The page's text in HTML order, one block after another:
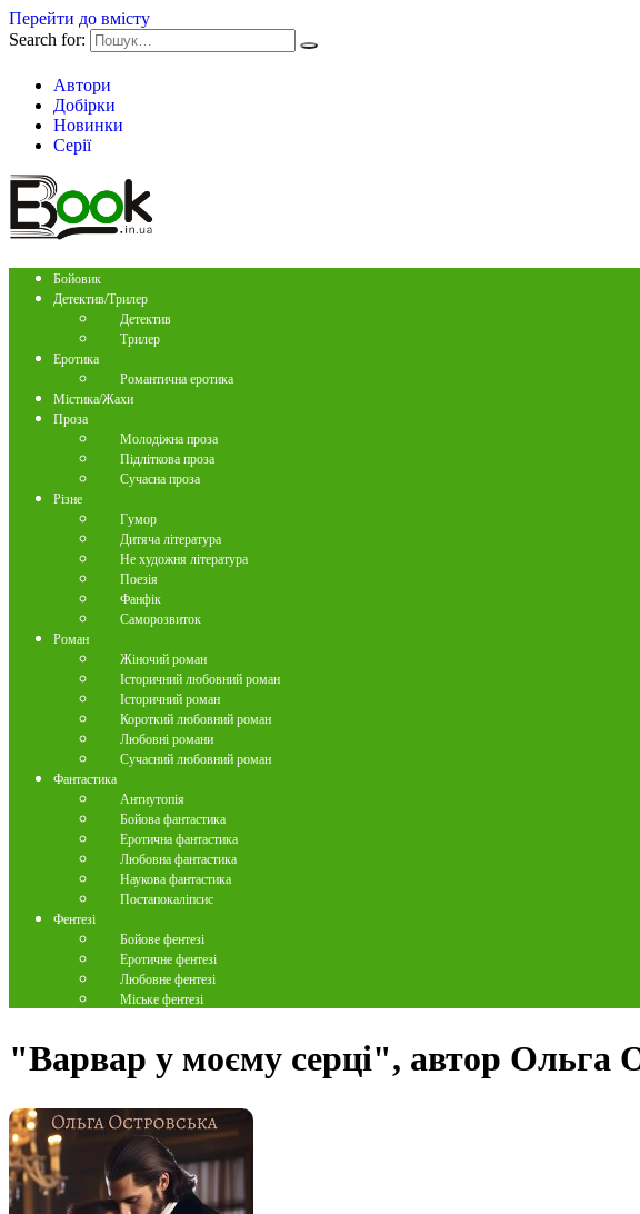
Перейти до вмісту
Search for:
Автори
Добірки
Новинки
Серії
Бойовик
Детектив/Трилер
Детектив
Трилер
Еротика
Романтична еротика
Містика/Жахи
Проза
Молодіжна проза
Підліткова проза
Сучасна проза
Різне
Гумор
Дитяча література
Не художня література
Поезія
Фанфік
Саморозвиток
Роман
Жіночий роман
Історичний любовний роман
Історичний роман
Короткий любовний роман
Любовні романи
Сучасний любовний роман
Фантастика
Антиутопія
Бойова фантастика
Еротична фантастика
Любовна фантастика
Наукова фантастика
Постапокаліпсис
Фентезі
Бойове фентезі
Еротичне фентезі
Любовне фентезі
Міське фентезі
"Варвар у моєму серці", автор Ольга